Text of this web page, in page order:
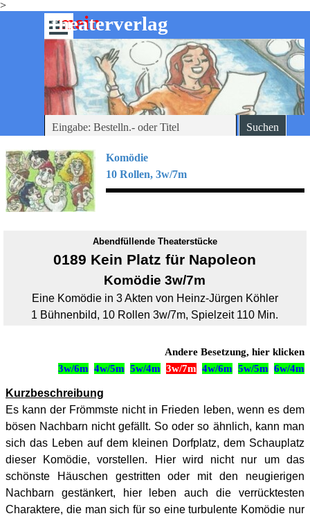
>
Direkt zum Seiteninhalt
-theaterverlag
mein
Menü überspringen
Suchen
Komödie
10 Rollen, 3w/7m
Abendfüllende Theaterstücke
0189 Kein Platz für Napoleon
Komödie 3w/7m
Eine Komödie in 3 Akten von Heinz-Jürgen Köhler
1 Bühnenbild, 10 Rollen 3w/7m, Spielzeit 110 Min.
Andere Besetzung, hier klicken
3w/6m 4w/5m 5w/4m 3w/7m 4w/6m 5w/5m 6w/4m
Kurzbeschreibung
Es kann der Frömmste nicht in Frieden leben, wenn es dem
bösen Nachbarn nicht gefällt. So oder so ähnlich, kann man
sich das Leben auf dem kleinen Dorfplatz, dem Schauplatz
dieser Komödie, vorstellen. Hier wird nicht nur um das
schönste Häuschen gestritten oder mit den neugierigen
Nachbarn gestänkert, hier leben auch die verrücktesten
Charaktere, die man sich für so eine turbulente Komödie nur